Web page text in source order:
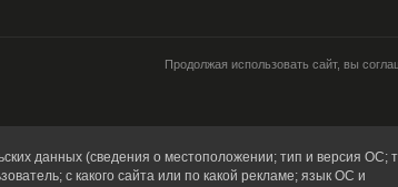
Продолжая использовать сайт, вы
данных (сведения о местоположении; тип и версия ОС;
с какого сайта или по какой рекламе; язык ОС и